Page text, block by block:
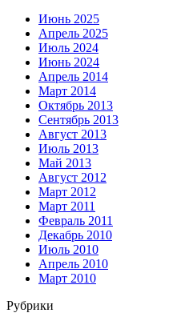
Июнь 2025
Апрель 2025
Июль 2024
Июнь 2024
Апрель 2014
Март 2014
Октябрь 2013
Сентябрь 2013
Август 2013
Июль 2013
Май 2013
Август 2012
Март 2012
Март 2011
Февраль 2011
Декабрь 2010
Июль 2010
Апрель 2010
Март 2010
Рубрики